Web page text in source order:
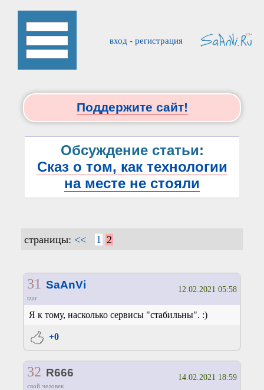
вход - регистрация
Поддержите сайт!
Обсуждение статьи:
Сказ о том, как технологии
на месте не стояли
страницы: << 1 2
31 SaAnVi
tzar
12.02.2021 05:58
Я к тому, насколько сервисы "стабильны". :)
+0
32 R666
свой человек
14.02.2021 18:59